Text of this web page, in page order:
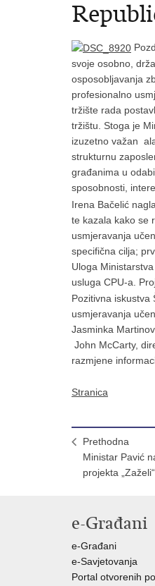
svoje osobno,
osposobljavanja
profesionalno
tržište rada
tržištu. Stoga je
izuzetno važan
strukturnu
građanima u
sposobnosti,
Irena Bačelić
te kazala kako se
usmjeravanja
specifična cilja;
Uloga
usluga CPU-a.
Pozitivna
usmjeravanja
Jasminka
John McCarty,
razmjene
Stranica
Prethodna
Ministar Pavić
projekta „Zaželi“
e-Građani
e-Građani
e-Savjetovanja
Portal otvorenih